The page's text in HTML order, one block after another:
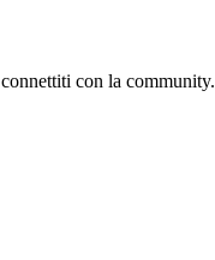
con la community.